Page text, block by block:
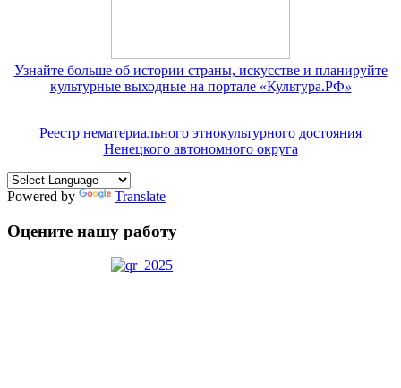
Узнайте больше об истории страны, искусстве и планируйте
культурные выходные на портале «Культура.РФ»
Реестр нематериального этнокультурного достояния
Ненецкого автономного округа
Powered by Translate
Оцените нашу работу